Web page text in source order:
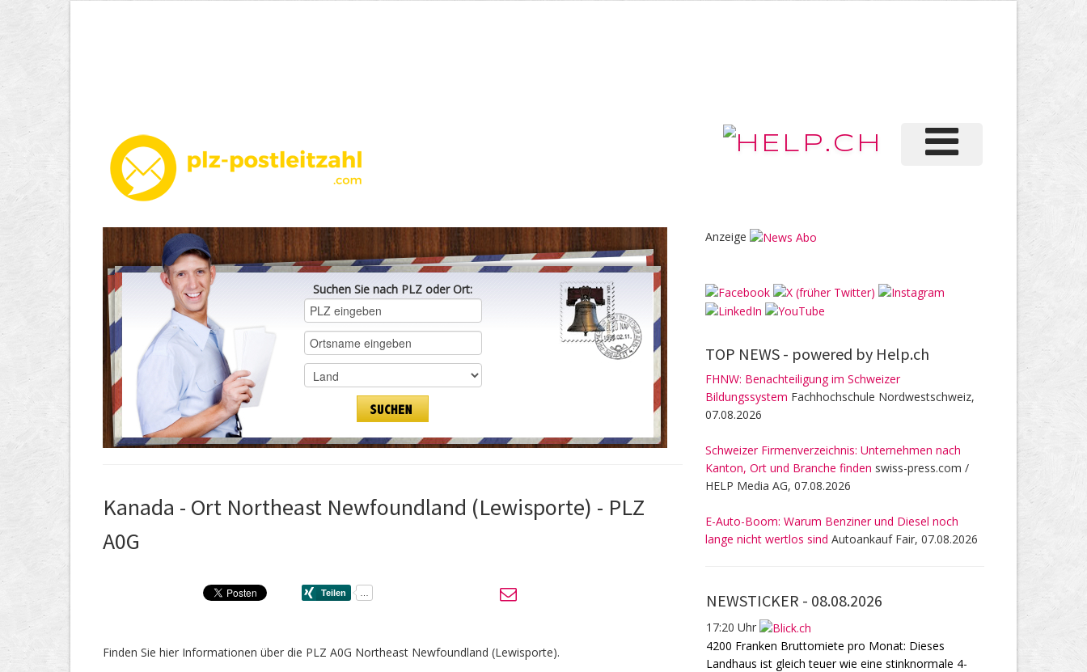
Suchen Sie nach PLZ oder Ort:
Kanada - Ort Northeast Newfoundland (Lewisporte) - PLZ
A0G
Finden Sie hier Informationen über die PLZ A0G Northeast Newfoundland (Lewisporte).
Anzeige
TOP NEWS - powered by Help.ch
FHNW: Benachteiligung im Schweizer
Bildungssystem Fachhochschule Nordwestschweiz,
07.08.2026
Schweizer Firmenverzeichnis: Unternehmen nach
Kanton, Ort und Branche finden swiss-press.com /
HELP Media AG, 07.08.2026
E-Auto-Boom: Warum Benziner und Diesel noch
lange nicht wertlos sind Autoankauf Fair, 07.08.2026
NEWSTICKER - 08.08.2026
17:20 Uhr
4200 Franken Bruttomiete pro Monat: Dieses
Landhaus ist gleich teuer wie eine stinknormale 4-